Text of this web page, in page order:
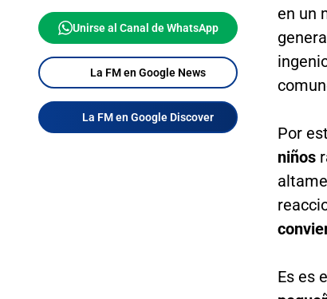
Unirse al Canal de WhatsApp
La FM en Google News
La FM en Google Discover
en un
Por
niños
Es es